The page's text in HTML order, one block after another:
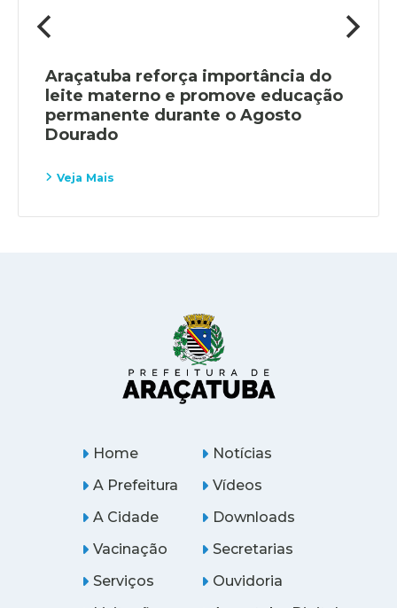
Araçatuba reforça importância do
leite materno e promove educação
permanente durante o Agosto
Dourado
Veja Mais
Home
A Prefeitura
A Cidade
Notícias
Vídeos
Downloads
Vacinação
Serviços
Secretarias
Ouvidoria